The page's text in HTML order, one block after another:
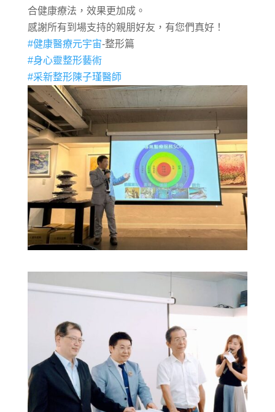
合健康療法，效果更加成。
感謝所有到場支持的親朋好友，有您們真好！
#健康醫療元宇宙-整形篇
#身心靈整形藝術
#采新整形陳子瑾醫師